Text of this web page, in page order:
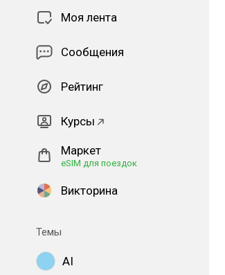
Моя лента
Сообщения
Рейтинг
Курсы
Маркет
eSIM для поездок
Викторина
Темы
AI